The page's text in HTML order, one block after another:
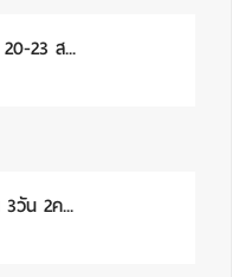
23 ส...
วัน 2ค...